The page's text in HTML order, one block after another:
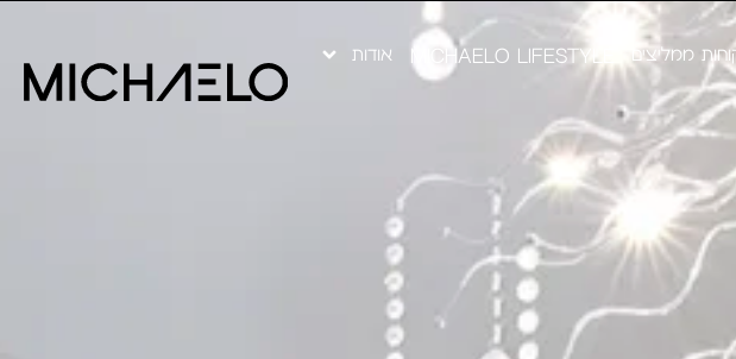
ממליצים MICHAELO LIFESTYLE אודות